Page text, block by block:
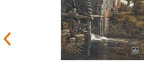
Avrupa'da Nazi baskısının başladığı
Freud yazdığı yazılar diğer yazarların yazıları ile
birlikte toplanarak yakılıyordu. Psikanalizin
kurucusu olan Freud bilim adına çok faydalı
çalışmalarda bulundu. 1938 yılında Almanya
Avusturyayı işgal ettiğinde karısı ile birlikte
İngiltere'ye kaçtı ve 23 Eylül 1939 yılında